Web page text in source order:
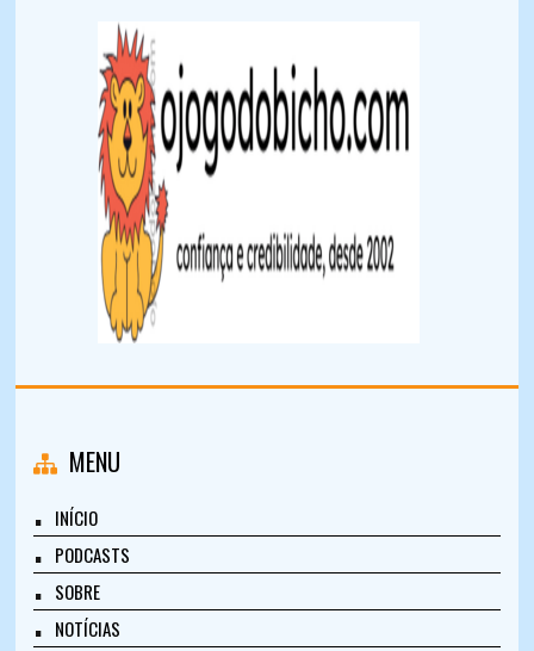
MENU
INÍCIO
PODCASTS
SOBRE
NOTÍCIAS